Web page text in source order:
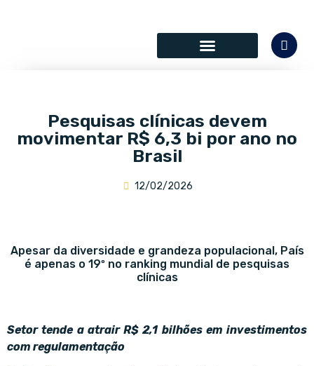
Pesquisas clínicas devem
movimentar R$ 6,3 bi por ano no
Brasil
12/02/2026
Apesar da diversidade e grandeza populacional, País
é apenas o 19º no ranking mundial de pesquisas
clínicas
Setor tende a atrair R$ 2,1 bilhões em investimentos
com regulamentação